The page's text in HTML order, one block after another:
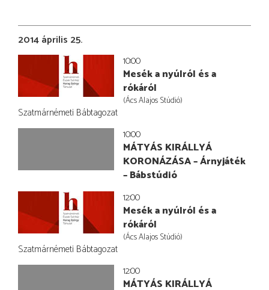
2014 április 25.
10:00
Mesék a nyúlról és a
rókáról
(Ács Alajos Stúdió)
Szatmárnémeti Bábtagozat
10:00
MÁTYÁS KIRÁLLYÁ
KORONÁZÁSA – Árnyjáték
– Bábstúdió
12:00
Mesék a nyúlról és a
rókáról
(Ács Alajos Stúdió)
Szatmárnémeti Bábtagozat
12:00
MÁTYÁS KIRÁLLYÁ